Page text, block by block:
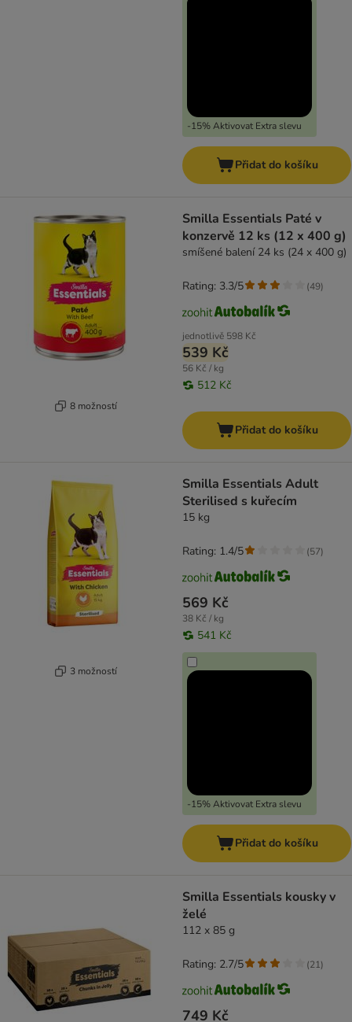
-15% Aktivovat Extra slevu
Přidat do košíku
8 možností
Smilla Essentials Paté v
konzervě 12 ks (12 x 400 g)
smíšené balení 24 ks (24 x 400 g)
jednotlivě 598 Kč
539 Kč
56 Kč / kg
512 Kč
Rating: 3.3/5 (49)
Přidat do košíku
3 možností
Smilla Essentials Adult
Sterilised s kuřecím
15 kg
569 Kč
38 Kč / kg
541 Kč
-15% Aktivovat Extra slevu
Rating: 1.4/5 (57)
Přidat do košíku
Smilla Essentials kousky v
želé
112 x 85 g
749 Kč
Rating: 2.7/5 (21)